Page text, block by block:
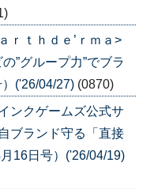
ｒｔｈｄｅ’ｒｍａ>
”グループ力”でブラ
('26/04/27) (0870)
ンクゲームズ公式サ
ブランド守る「直接
16日号）('26/04/19)